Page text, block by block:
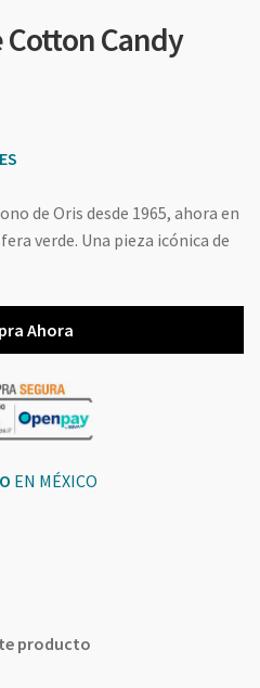
Candy
de Oris desde 1965, ahora en
verde. Una pieza icónica de
Ahora
EN MÉXICO
producto